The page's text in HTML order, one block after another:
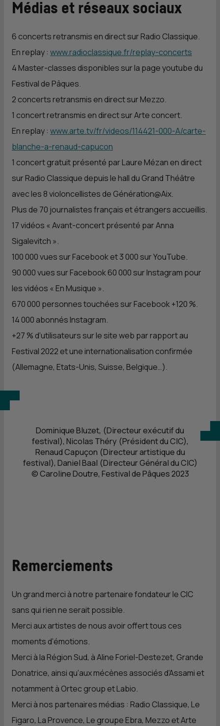
Médias et réseaux sociaux
6 concerts retransmis en direct sur Radio Classique.
En replay : www.radioclassique.fr/replay-concerts
4 Master-classes disponibles sur la page youtube du
Festival de Pâques.
2 concerts retransmis en direct sur Mezzo.
1 concert retransmis en direct sur Arte concert.
En replay : www.arte.tv/fr/videos/114421-000-A/carte-
blanche-a-renaud-capucon
1 concert gratuit présenté par Laure Mézan en direct
sur Radio Classique depuis le hall du Grand Théâtre
avec les 8 violoncellistes de Génération@Aix.
Plus de 70 journalistes français et étrangers accueillis.
17 vidéos « Avant-concert présenté par Anna
Sigalevitch ».
100 000 vues sur Facebook et 3 000 sur YouTube.
90 000 vues sur Facebook 60 000 sur Instagram pour
les vidéos « En Musique ».
670 000 personnes touchées sur Facebook +120 %.
14 000 abonnés Instagram.
+27 % d’utilisateurs sur le site web par rapport au
Festival 2022 et une internationalisation confirmée
(Allemagne, Etats-Unis, Suisse, Belgique…).
Dominique Bluzet, (Directeur exécutif du
festival), Nicolas Théry (Président du CIC),
Renaud Capuçon (Directeur artistique du
festival), Daniel Baal (Directeur Général du CIC)
© Caroline Doutre, Festival de Pâques 2023
Remerciements
Un grand merci à notre partenaire fondateur le CIC
sans qui rien ne serait possible.
Merci aux artistes de nous avoir offert tous ces
moments d’émotions.
Merci à la Région Sud, à Aline Foriel-Destezet, Grande
Donatrice, ainsi qu’aux mécènes associés d’Assami et
notamment à Ortec group et Labio.
Merci à nos partenaires médias : Radio Classique, Le
Figaro, La Provence, Le groupe Ebra, Mezzo et Arte